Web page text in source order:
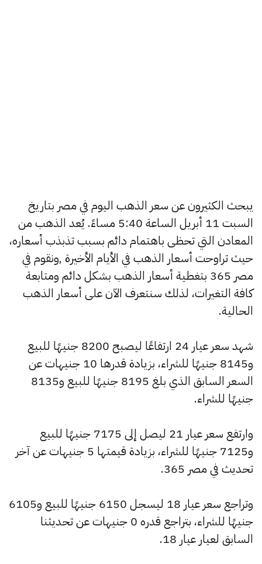
يبحث الكثيرون عن سعر الذهب اليوم في مصر بتاريخ
السبت 11 أبريل الساعة 5:40 مساءً. يُعد الذهب من
المعادن التي تحظى باهتمام دائم بسبب تذبذب أسعاره،
حيث تراوحت أسعار الذهب في الأيام الأخيرة ,ونقوم في
مصر 365 بتغطية أسعار الذهب بشكل دائم ومتابعة
كافة التغيرات، لذلك سنتعرف الآن على أسعار الذهب
الحالية.
شهد سعر عيار 24 ارتفاعًا ليصبح 8200 جنيهًا للبيع
و8145 جنيهًا للشراء، بزيادة قدرها 10 جنيهات عن
السعر السابق الذي بلغ 8195 جنيهًا للبيع و8135
جنيهًا للشراء.
وارتفع سعر عيار 21 ليصل إلى 7175 جنيهًا للبيع
و7125 جنيهًا للشراء، بزيادة قيمتها 5 جنيهات عن آخر
تحديث في مصر 365.
وتراجع سعر عيار 18 ليسجل 6150 جنيهًا للبيع و6105
جنيهًا للشراء، بتراجع قدره 0 جنيهات عن تحديثنا
السابق لعيار عيار 18.